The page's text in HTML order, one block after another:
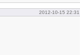
2012-10-15 22:31